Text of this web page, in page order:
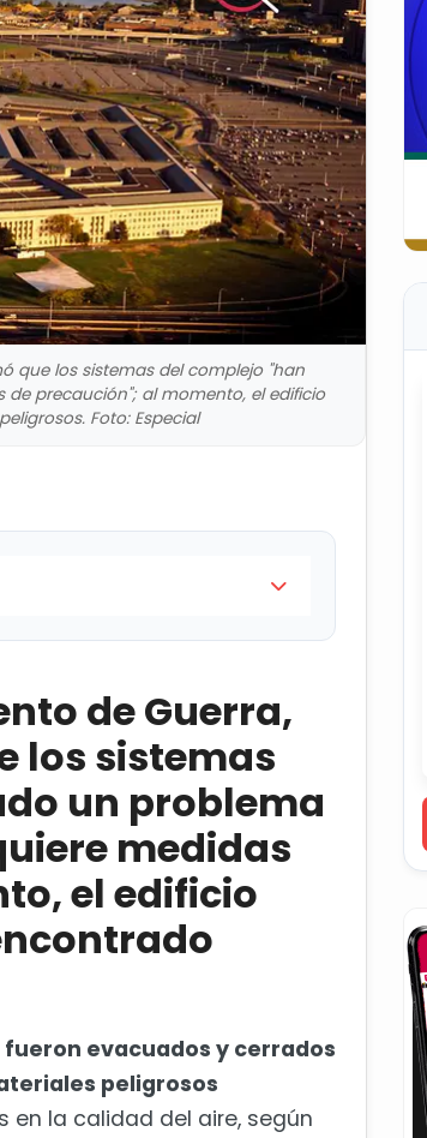
que los sistemas del complejo "han
precaución"; al momento, el edificio
Foto: Especial
se han encontrado
en EUA
de Guerra,
los sistemas
un problema
medidas
el edificio
evacuados y cerrados
peligrosos
en la calidad del aire, según